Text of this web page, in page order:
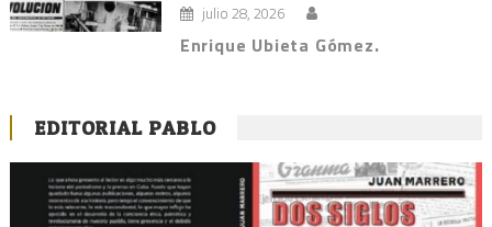
julio 28, 2026
Enrique Ubieta Gómez.
EDITORIAL PABLO